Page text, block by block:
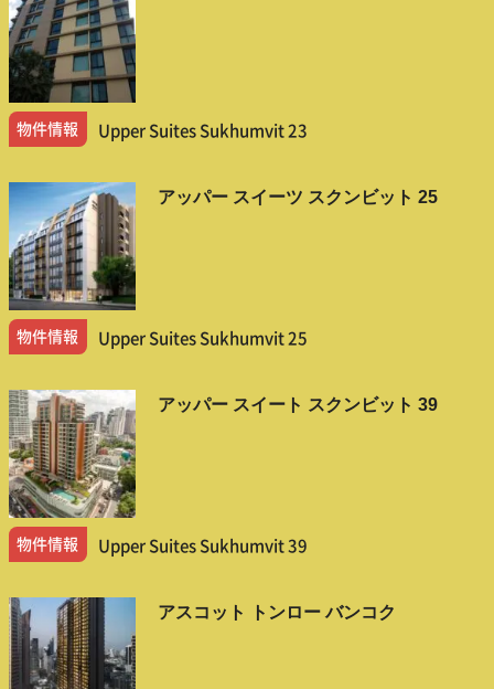
物件情報 Upper Suites Sukhumvit 23
アッパー スイーツ スクンビット 25
物件情報 Upper Suites Sukhumvit 25
アッパー スイート スクンビット 39
物件情報 Upper Suites Sukhumvit 39
アスコット トンロー バンコク